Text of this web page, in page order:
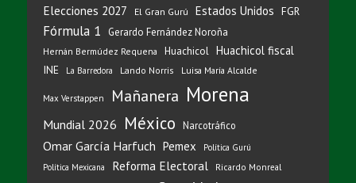
Elecciones 2027 El Gran Gurú Estados Unidos FGR
Fórmula 1 Gerardo Fernández Noroña
Hernán Bermúdez Requena Huachicol Huachicol fiscal
INE La Barredora Lando Norris Luisa María Alcalde
Max Verstappen Mañanera Morena
Mundial 2026 México Narcotráfico
Omar García Harfuch Pemex
Política Gurú
Política Mexicana
Reforma Electoral
Ricardo Monreal